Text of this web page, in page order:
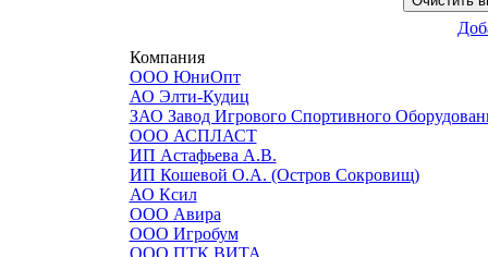
Компания
ООО ЮниОпт
АО Элти-Кудиц
ЗАО Завод Игрового Спортивного
ООО АСПЛАСТ
ИП Астафьева А.В.
ИП Кошевой О.А. (Остров Сокровищ)
АО Ксил
ООО Авира
ООО Игробум
ООО ПТК ВИТА